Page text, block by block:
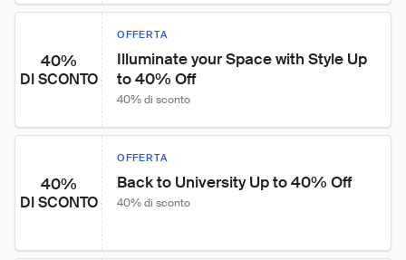
40%
DI SCONTO
OFFERTA
Illuminate your Space with Style Up
to 40% Off
40% di sconto
40%
DI SCONTO
OFFERTA
Back to University Up to 40% Off
40% di sconto